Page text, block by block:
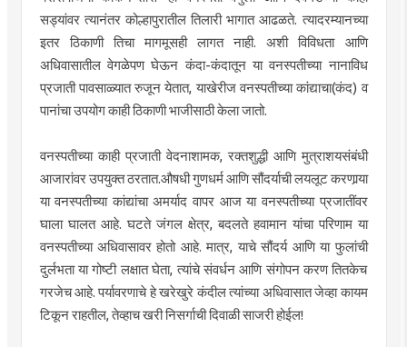
सड्यांवर त्यानंतर कोल्हापुरातील तिलारी भागात आढळते. त्यादरम्यानच्या
इतर ठिकाणी तिचा मागमूसही लागत नाही. अशी विविधता आणि
अधिवासातील वेगळेपण घेऊन कंदा-कंदातून या वनस्पतीच्या नानाविध
प्रजाती पावसाळ्यात रुजून येतात, याखेरीज वनस्पतीच्या कांद्याचा(कंद) व
पानांचा उपयोग काही ठिकाणी भाजीसाठी केला जातो.
वनस्पतीच्या काही प्रजाती वेदनाशामक, रक्तशुद्धी आणि मुत्राशयसंबंधी
आजारांवर उपयुक्त ठरतात.औषधी गुणधर्म आणि सौंदर्याची लयलूट करणार्‍या
या वनस्पतीच्या कांद्यांचा अमर्याद वापर आज या वनस्पतीच्या प्रजातींवर
घाला घालत आहे. घटते जंगल क्षेत्र, बदलते हवामान यांचा परिणाम या
वनस्पतीच्या अधिवासावर होतो आहे. मात्र, याचे सौंदर्य आणि या फुलांची
दुर्लभता या गोष्टी लक्षात घेता, त्यांचे संवर्धन आणि संगोपन करण तितकेच
गरजेच आहे. पर्यावरणाचे हे खरेखुरे कंदील त्यांच्या अधिवासात जेव्हा कायम
टिकून राहतील, तेव्हाच खरी निसर्गाची दिवाळी साजरी होईल!